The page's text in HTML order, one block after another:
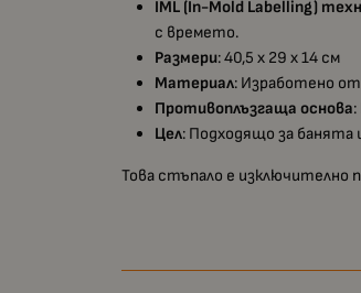
IML (In-Mold Labelling)
с времето.
Размери: 40,5 х 29 х 14 см
Материал: Изработено от
Противоплъзгаща основа
Цел: Подходящо за банята
Това стъпало е изключително